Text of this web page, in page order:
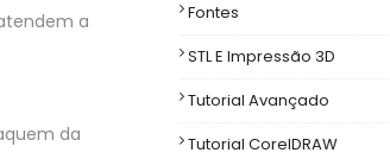
a
da
Fontes
STL E Impressão 3D
Tutorial Avançado
Tutorial CorelDRAW